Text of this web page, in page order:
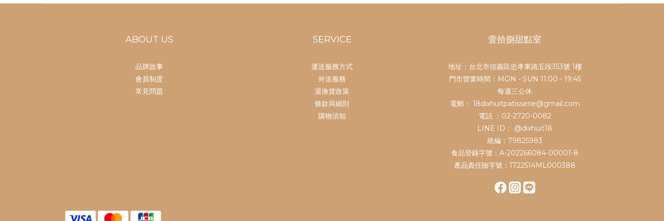
ABOUT US
品牌故事
會員制度
常見問題
SERVICE
運送服務方式
外送服務
退換貨政策
條款與細則
購物須知
壹拾捌甜點室
地址：台北市信義區忠孝東路五段353號 1樓
門市營業時間：MON - SUN 11:00 - 19:45
每週三公休
電郵： 18dixhuitpatisserie@gmail.com
電話 ：02-2720-0082
LINE ID：
@dixhuit18
統編：79825983
食品登錄字號：A-202266084-00001-8
產品責任險字號：1722514ML000388